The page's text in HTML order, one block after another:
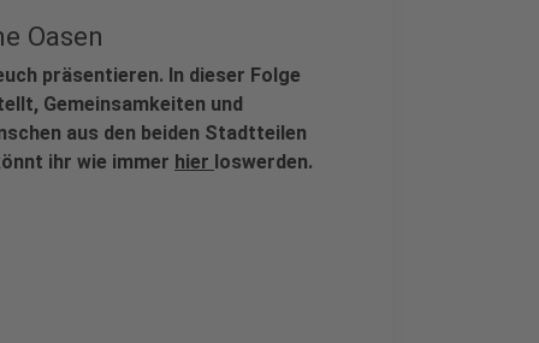
Oasen
präsentieren. In dieser Folge
Gemeinsamkeiten und
aus den beiden Stadtteilen
ihr wie immer hier loswerden.